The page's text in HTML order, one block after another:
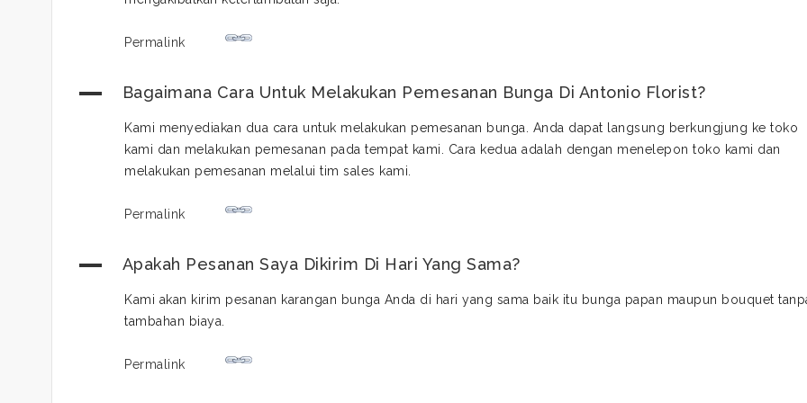
Permalink
A Bagaimana Cara Untuk Melakukan Pemesanan Bunga Di Antonio Florist?
Kami menyediakan dua cara untuk melakukan pemesanan bunga. Anda dapat langsung berkungjung ke toko
kami dan melakukan pemesanan pada tempat kami. Cara kedua adalah dengan menelepon toko kami dan
melakukan pemesanan melalui tim sales kami.
Permalink
A Apakah Pesanan Saya Dikirim Di Hari Yang Sama?
Kami akan kirim pesanan karangan bunga Anda di hari yang sama baik itu bunga papan maupun bouquet
tambahan biaya.
Permalink